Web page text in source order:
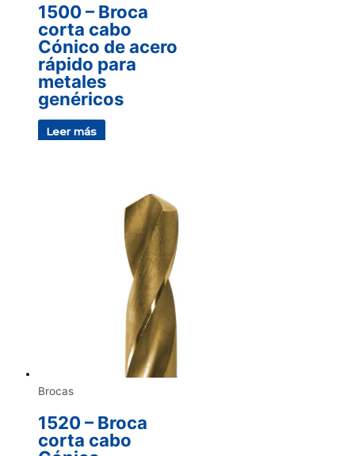
1500 – Broca
corta cabo
Cónico de acero
rápido para
metales
genéricos
Leer más
Brocas
1520 – Broca
corta cabo